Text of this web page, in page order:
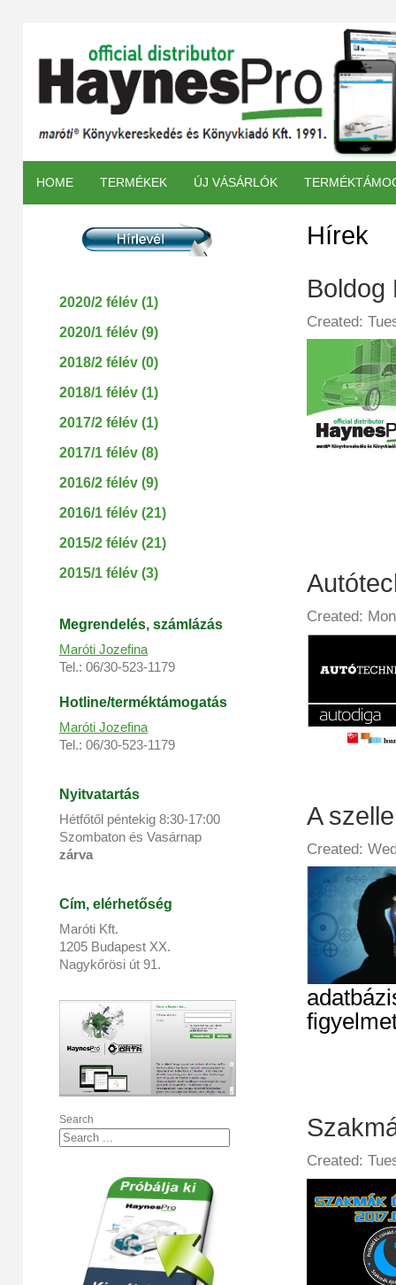
HOME TERMÉKEK ÚJ VÁSÁRLÓK
2020/2 félév (1)
2020/1 félév (9)
2018/2 félév (0)
2018/1 félév (1)
2017/2 félév (1)
2017/1 félév (8)
2016/2 félév (9)
2016/1 félév (21)
2015/2 félév (21)
2015/1 félév (3)
Megrendelés, számlázás
Maróti Jozefina
Tel.: 06/30-523-1179
Hotline/terméktámogatás
Maróti Jozefina
Tel.: 06/30-523-1179
Nyitvatartás
Hétfőtől péntekig 8:30-17:00
Szombaton és Vasárnap
zárva
Cím, elérhetőség
Maróti Kft.
1205 Budapest XX.
Nagykőrösi út 91.
Search
Hírek
Boldog
Created:
Created:
A
Created:
Created: